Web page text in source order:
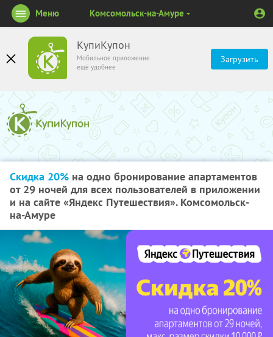
КупиКупон
Мобильное приложение
ещё удобнее
Загрузить
Меню Комсомольск-на-Амуре
Скидка 20% на одно бронирование апартаментов
от 29 ночей для всех пользователей в приложении
и на сайте «Яндекс Путешествия». Комсомольск-
на-Амуре